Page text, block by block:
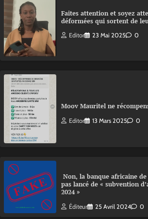
Faites attention et soyez
déformées qui sortent de
Editor 23 Mai 2025 0
Moov Mauritel ne
Editor 13 Mars 2025 0
Non, la banque africaine de
pas lancé de « subvention
2024 »
Éditeur 25 Avril 2024 0